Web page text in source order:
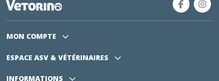
MON COMPTE
ESPACE ASV & VÉTÉRINAIRES
INFORMATIONS